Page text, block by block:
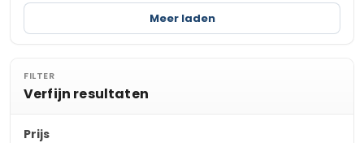
Meer laden
FILTER
Verfijn resultaten
Prijs